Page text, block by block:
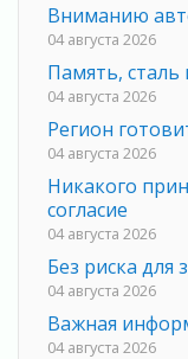
Вниманию
04 августа 2026
Память, сталь
04 августа 2026
Регион
04 августа 2026
Никакого
согласие
04 августа 2026
Без риска для
04 августа 2026
Важная
04 августа 2026